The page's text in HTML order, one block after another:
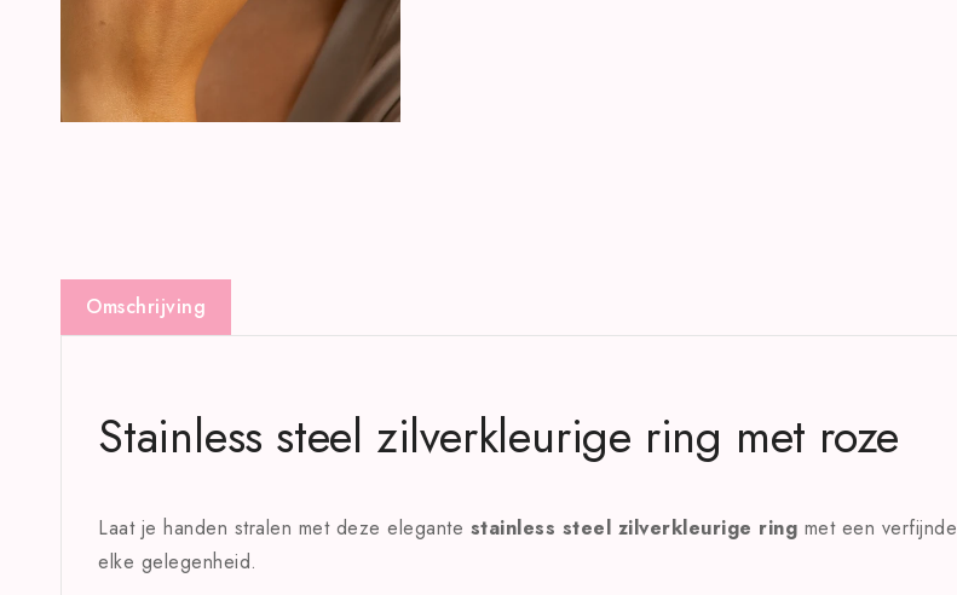
Omschrijving
Stainless steel zilverkleurige ring met roze
Laat je handen stralen met deze elegante stainless steel zilverkleurige ring met een verfijnde
elke gelegenheid.